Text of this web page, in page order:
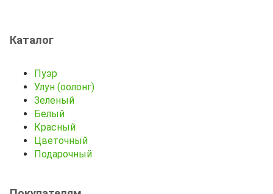
Каталог
Пуэр
Улун (оолонг)
Зеленый
Белый
Красный
Цветочный
Подарочный